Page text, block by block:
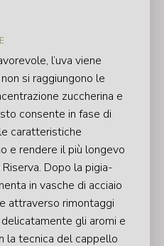
l’uva viene
si raggiungono le
zuccherina e
consente in fase di
caratteristiche
e rendere il più longevo
Dopo la pigia-
in vasche di acciaio
attraverso rimontaggi
gli aromi e
la tecnica del cappello